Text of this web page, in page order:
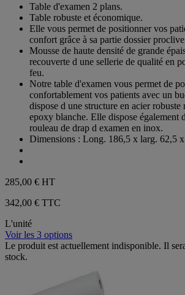
avis
étoiles.
Table d'examen 2 plans.
Table robuste et économique.
Elle vous permet de positionner vos
confort grâce à sa partie dossier
Mousse de haute densité de grande
recouverte d une sellerie de qualité en
feu.
Notre table d'examen vous permet de
confortablement vos patients avec un
dispose d une structure en acier
epoxy blanche. Elle dispose également
rouleau de drap d examen en inox.
Dimensions : Long. 186,5 x larg. 62,5
285,00 € HT
342,00 € TTC
L'unité
Voir les 3 options
Le produit est actuellement indisponible. Il
stock.